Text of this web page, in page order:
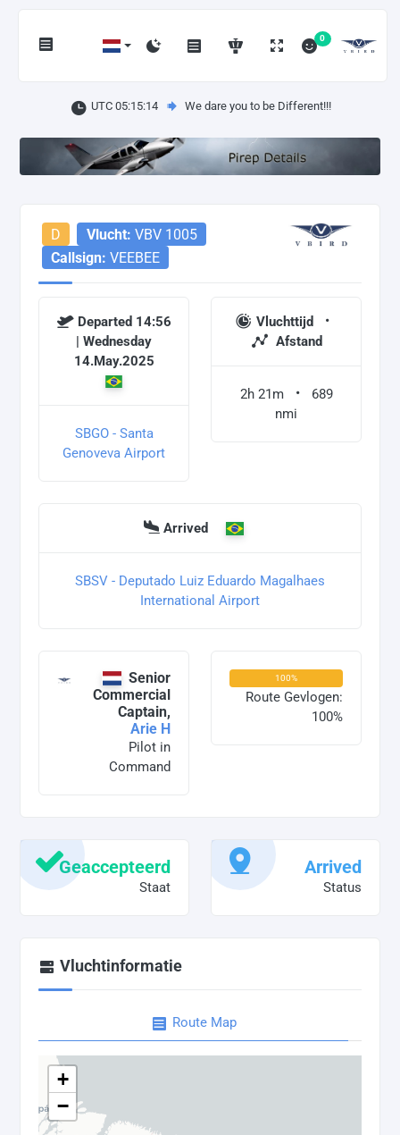
0
UTC 05:15:14 We dare you to be Different!!!
D Vlucht: VBV 1005
Callsign: VEEBEE
Departed 14:56
| Wednesday
14.May.2025
SBGO - Santa
Genoveva Airport
Vluchttijd
Afstand
2h 21m
689
nmi
Arrived
SBSV - Deputado Luiz Eduardo Magalhaes
International Airport
Senior
Commercial
Captain,
Arie H
Pilot in
Command
100%
Route Gevlogen:
100%
Geaccepteerd
Staat
Arrived
Status
Vluchtinformatie
Route Map
+
−